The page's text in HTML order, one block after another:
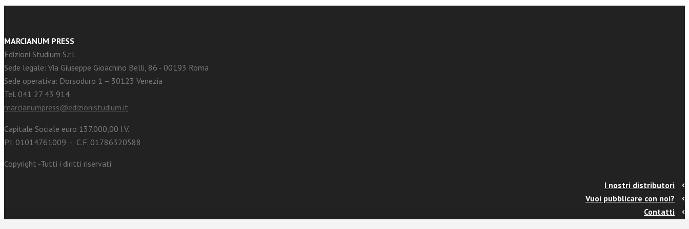
MARCIANUM PRESS
Edizioni Studium S.r.l.
Sede legale: Via Giuseppe Gioachino Belli, 86 - 00193 Roma
Sede operativa: Dorsoduro 1 – 30123 Venezia
Tel. 041 27 43 914
marcianumpress@edizionistudium.it
Capitale Sociale euro 137.000,00 I.V.
P.I. 01014761009 - C.F. 01786320588
Copyright -Tutti i diritti riservati
I nostri distributori
Vuoi pubblicare con noi?
Contatti